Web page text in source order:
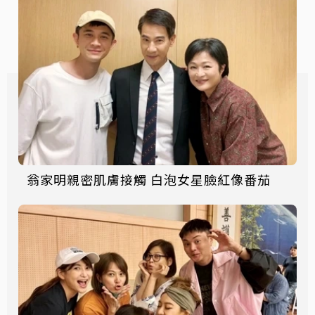
翁家明親密肌膚接觸 白泡女星臉紅像番茄